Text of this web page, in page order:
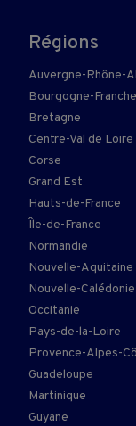
Régions
Auvergne-Rhône-
Bourgogne-
Bretagne
Centre-Val de Loire
Corse
Grand Est
Hauts-de-France
Île-de-France
Normandie
Nouvelle-Aquitaine
Nouvelle-Calédonie
Occitanie
Pays-de-la-Loire
Provence-Alpes-
Guadeloupe
Martinique
Guyane